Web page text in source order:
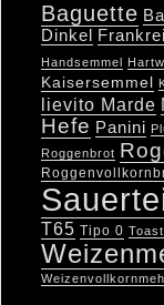
Baguette
Dinkel
Handsemmel
Kaisersemmel
lievito Marde
Hefe Panini
Roggenbrot
T65 Tipo 0 Toast
Weizenvollkornmehl